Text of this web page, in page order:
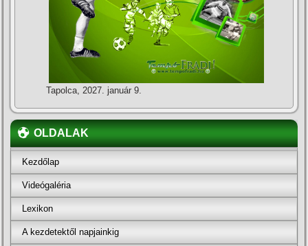
Tapolca, 2027. január 9.
OLDALAK
Kezdőlap
Videógaléria
Lexikon
A kezdetektől napjainkig